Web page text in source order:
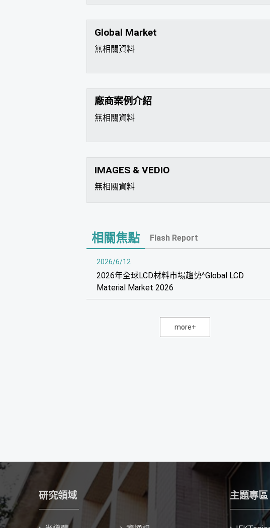
Global Market
無相關資料
廠商案例介紹
無相關資料
IMAGES & VEDIO
無相關資料
相關焦點 Flash Report
2026/6/12
2026年全球LCD材料市場趨勢^Global LCD
Material Market 2026
more+
研究領域 主題專區